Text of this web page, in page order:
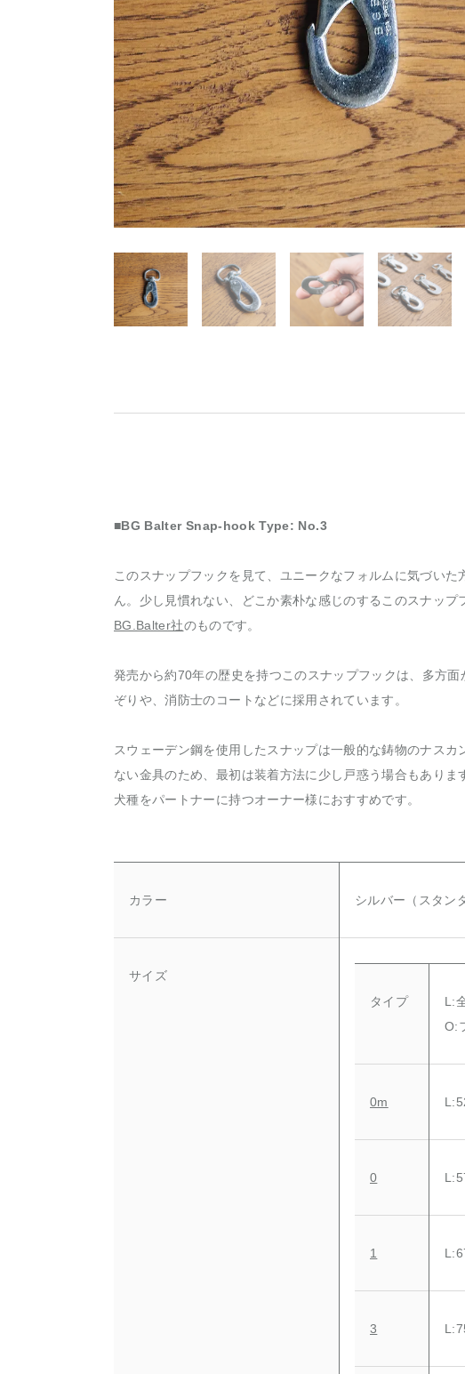
■BG Balter Snap-hook Type: No.3
このスナップフックを見て、ユニークなフォルムに気づい
ん。少し見慣れない、どこか素朴な感じのするこのスナップ
BG.Balter社のものです。
発売から約70年の歴史を持つこのスナップフックは、多方
ぞりや、消防士のコートなどに採用されています。
スウェーデン鋼を使用したスナップは一般的な鋳物のナス
ない金具のため、最初は装着方法に少し戸惑う場合もあり
犬種をパートナーに持つオーナー様におすすめです。
カラー シルバー（スタン
サイズ
タイプ
L:
O:
0m
0
1
3